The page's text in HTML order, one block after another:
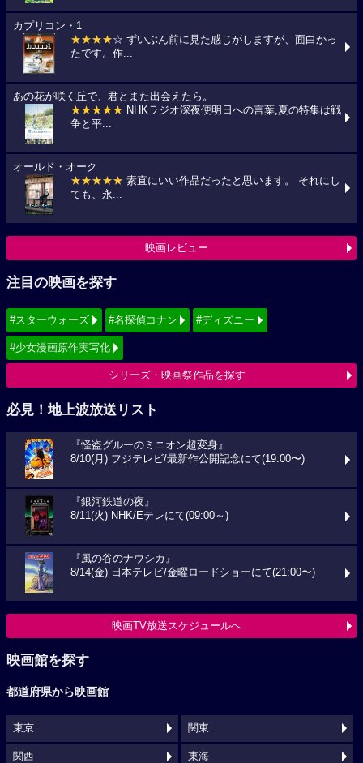
カプリコン・1
★★★★☆ ずいぶん前に見た感じがしますが、面白かっ
たです。作...
あの花が咲く丘で、君とまた出会えたら。
★★★★★ NHKラジオ深夜便明日への言葉,夏の特集は戦
争と平...
オールド・オーク
★★★★★ 素直にいい作品だったと思います。 それにし
ても、永...
映画レビュー
注目の映画を探す
#スターウォーズ #名探偵コナン #ディズニー
#少女漫画原作実写化
シリーズ・映画祭作品を探す
必見！地上波放送リスト
『怪盗グルーのミニオン超変身』
8/10(月) フジテレビ/最新作公開記念にて(19:00〜)
『銀河鉄道の夜』
8/11(火) NHK/Eテレにて(09:00～)
『風の谷のナウシカ』
8/14(金) 日本テレビ/金曜ロードショーにて(21:00〜)
映画TV放送スケジュールへ
映画館を探す
都道府県から映画館
東京 関東
関西 東海